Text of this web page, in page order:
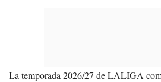
La temporada 2026/27 de LALIGA